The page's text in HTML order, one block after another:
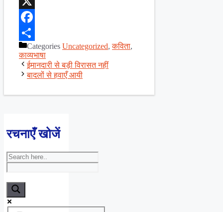
X
Facebook
ShareCategories Uncategorized,कविता,
काव्यभाषा
ईमानदारी से बड़ी विरासत नहीं
बादलों से हवाएँ आयी
रचनाएँ खोजें